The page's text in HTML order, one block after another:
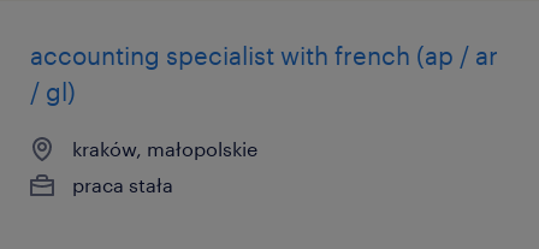
accounting specialist with french (ap / ar
/ gl)
kraków, małopolskie
praca stała